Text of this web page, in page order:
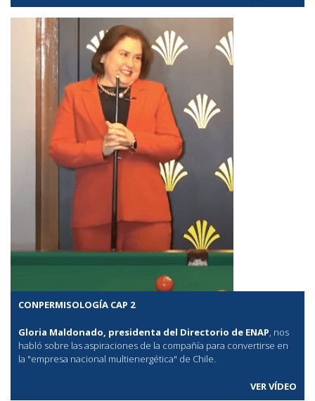
CONPERMISOLOGÍA CAP 2
Gloria Maldonado, presidenta del Directorio de ENAP, nos
habló sobre las aspiraciones de la compañía para convertirse en
la "empresa nacional multienergética" de Chile.
VER VÍDEO